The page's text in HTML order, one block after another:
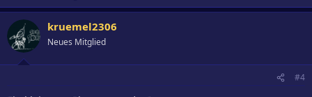
kruemel2306
Neues Mitglied
#4